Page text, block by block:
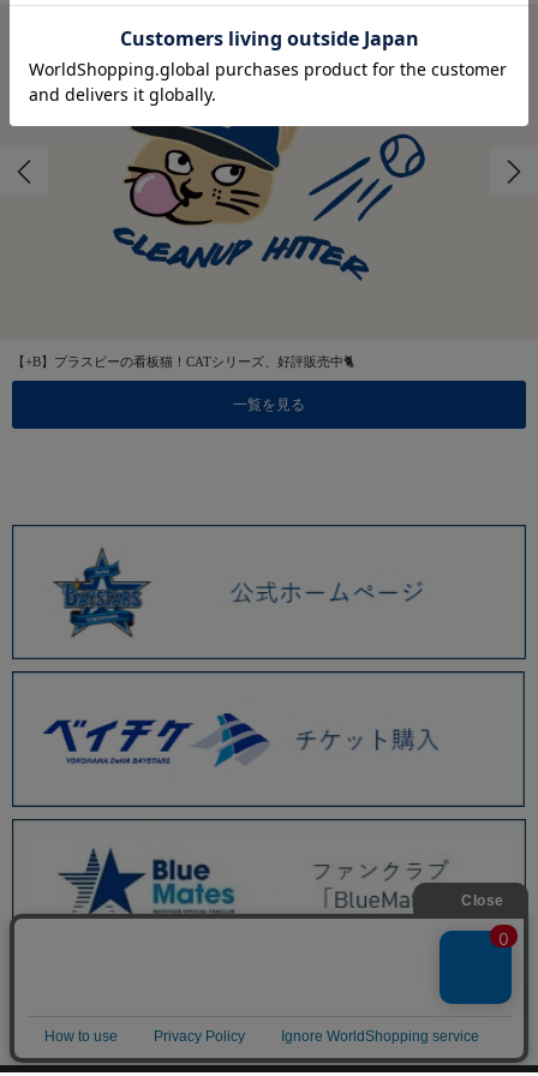
【+B】プラスビーの看板猫！CATシリーズ、好評販売中🐈
一覧を見る
BAYSTORE ONLINE TOP 商品一覧